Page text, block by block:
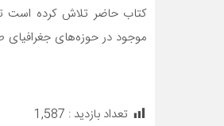
کتاب حاضر تلاش کرده است
موجود در حوزه‌های جغرافیای
تعداد بازدید : 1,587